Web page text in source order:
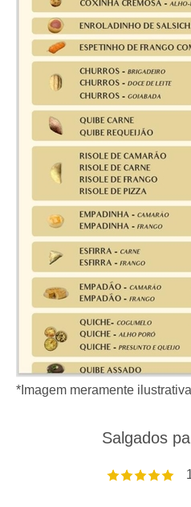
*Imagem meramente ilustrativa
Salgados